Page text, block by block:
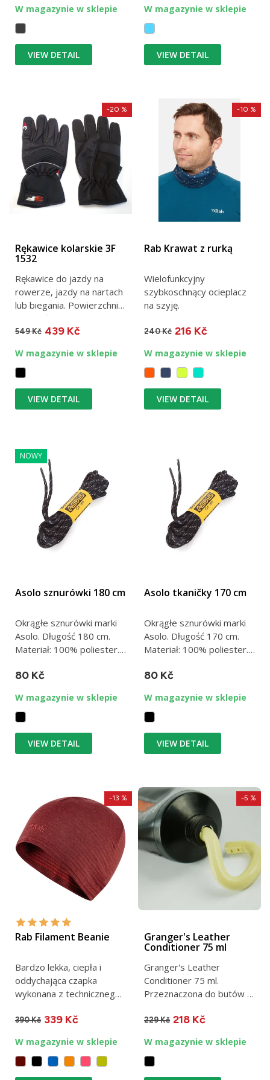
W magazynie w sklepie
VIEW DETAIL
W magazynie w sklepie
VIEW DETAIL
Rękawice kolarskie 3F
1532
Rękawice do jazdy na
rowerze, jazdy na nartach
lub biegania. Powierzchnia
antypoślizgowa....
549 Kč
-20 %
439 Kč
W magazynie w sklepie
VIEW DETAIL
Rab Krawat z rurką
Wielofunkcyjny
szybkoschnący ocieplacz
na szyję.
240 Kč
-10 %
216 Kč
W magazynie w sklepie
VIEW DETAIL
NOWY
Asolo sznurówki 180 cm
Okrągłe sznurówki marki
Asolo. Długość 180 cm.
Materiał: 100% poliester.
Włoszech.
80 Kč
W magazynie w sklepie
VIEW DETAIL
Asolo tkaničky 170 cm
Okrągłe sznurówki marki
Asolo. Długość 170 cm.
Materiał: 100% poliester.
Włoszech.
80 Kč
W magazynie w sklepie
VIEW DETAIL
Rab Filament Beanie
Bardzo lekka, ciepła i
oddychająca czapka
wykonana z technicznego,
390 Kč
-13 %
339 Kč
W magazynie w sklepie
Granger's Leather
Conditioner 75 ml
Granger's Leather
Conditioner 75 ml.
Przeznaczona do butów z
229 Kč
-5 %
218 Kč
W magazynie w sklepie